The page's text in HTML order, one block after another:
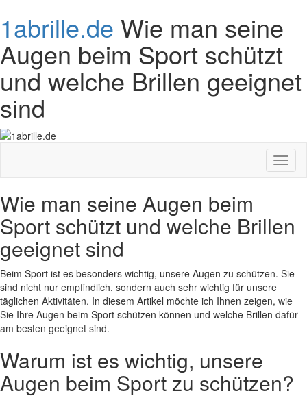
1abrille.de Wie man seine
Augen beim Sport schützt
und welche Brillen geeignet
sind
Wie man seine Augen beim
Sport schützt und welche Brillen
geeignet sind
Beim Sport ist es besonders wichtig, unsere Augen zu schützen. Sie
sind nicht nur empfindlich, sondern auch sehr wichtig für unsere
täglichen Aktivitäten. In diesem Artikel möchte ich Ihnen zeigen, wie
Sie Ihre Augen beim Sport schützen können und welche Brillen dafür
am besten geeignet sind.
Warum ist es wichtig, unsere
Augen beim Sport zu schützen?